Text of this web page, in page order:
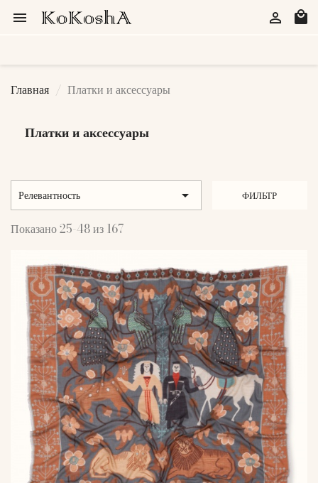
 local_mall

Главная Платки и аксессуары
Платки и аксессуары
Релевантность  ФИЛЬТР
Показано 25-48 из 167